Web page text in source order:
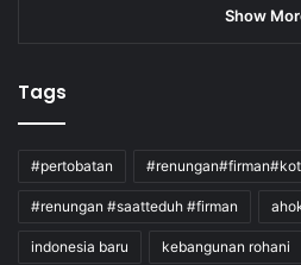
Show
Tags
#pertobatan
#renungan #saatteduh #firman
indonesia baru kebangunan rohani